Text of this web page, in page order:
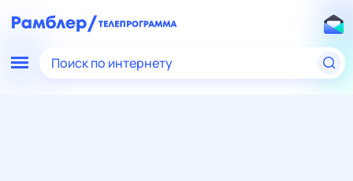
Поиск по интернету